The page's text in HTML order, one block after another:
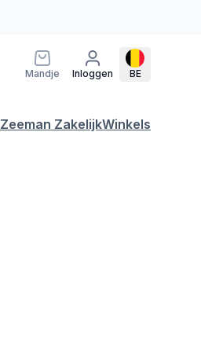
Mandje Inloggen BE
Zeeman ZakelijkWinkels